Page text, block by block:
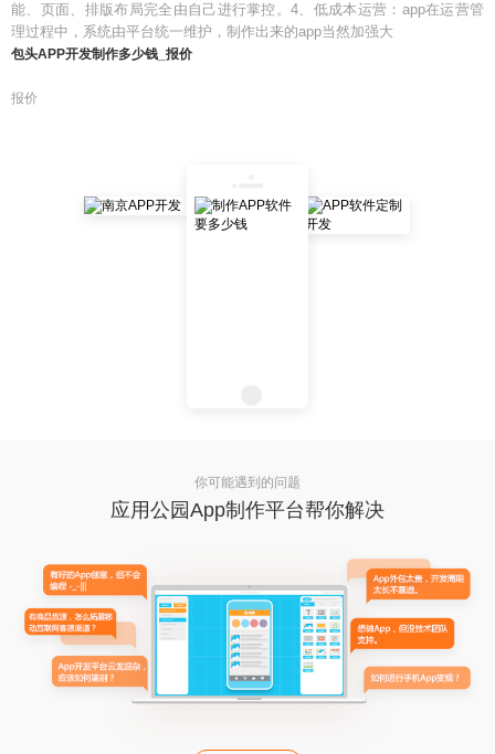
能、页面、排版布局完全由自己进行掌控。4、低成本运营：app在运营管
理过程中，系统由平台统一维护，制作出来的app当然加强大
包头APP开发制作多少钱_报价
报价
你可能遇到的问题
应用公园App制作平台帮你解决